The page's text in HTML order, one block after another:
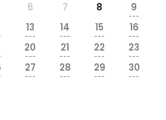
6 7 8 9
---
13
---
14
---
15
---
16
---
20
---
21
---
22
---
23
---
27
---
28
---
29
---
30
---